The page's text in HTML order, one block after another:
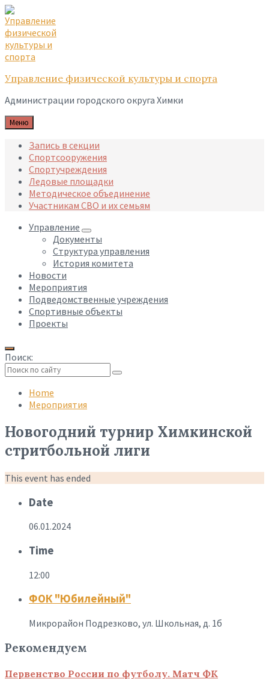
Skip
to
content
Skip
to
main
navigation
Skip
to
footer
Управление физической культуры и спорта
Администрации городского округа Химки
Меню
Запись в секции
Спортсооружения
Спортучреждения
Ледовые площадки
Методическое объединение
Участникам СВО и их семьям
Управление
Документы
Структура управления
История комитета
Новости
Мероприятия
Подведомственные учреждения
Спортивные объекты
Проекты
Поиск:
search
Home
Мероприятия
Новогодний турнир Химкинской
стритбольной лиги
This event has ended
Date
06.01.2024
Time
12:00
ФОК "Юбилейный"
Микрорайон Подрезково, ул. Школьная, д. 1б
Рекомендуем
Первенство России по футболу. Матч ФК